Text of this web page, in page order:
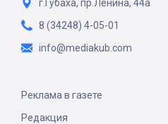
г.Губаха, пр.Ленина, 44а
8 (34248) 4-05-01
info@mediakub.com
Реклама в газете
Редакция